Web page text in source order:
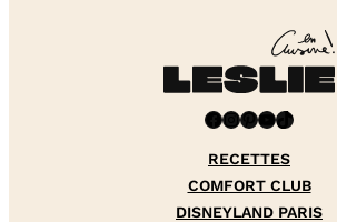
Facebook InstagramPinterest YouTube TikTok
RECETTES
COMFORT CLUB
DISNEYLAND PARIS